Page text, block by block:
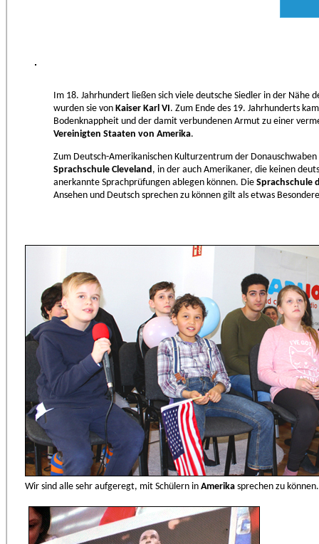
Im 18. Jahrhundert ließen sich viele deutsche Siedler in der Nähe
wurden sie von Kaiser Karl VI. Zum Ende des 19. Jahrhunderts
Bodenknappheit und der damit verbundenen Armut zu einer
Vereinigten Staaten von Amerika.
Zum Deutsch-Amerikanischen Kulturzentrum der
Sprachschule Cleveland, in der auch Amerikaner, die keinen
anerkannte Sprachprüfungen ablegen können. Die Sprachschule
Ansehen und Deutsch sprechen zu können gilt als etwas
Wir sind alle sehr aufgeregt, mit Schülern in Amerika sprechen zu können.